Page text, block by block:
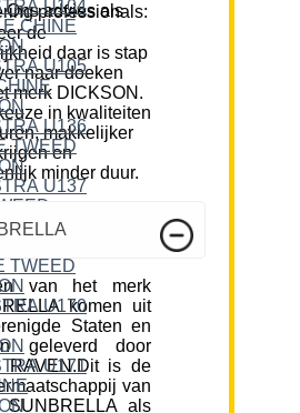
als zonwering professionals:
de
daar is stap
naar doeken
merk DICKSON.
in kwaliteiten
makkelijker
en
minder duur.
van het merk
komen uit
Staten en
geleverd door
RAVEN.Dit is de
van
SUNBRELLA als